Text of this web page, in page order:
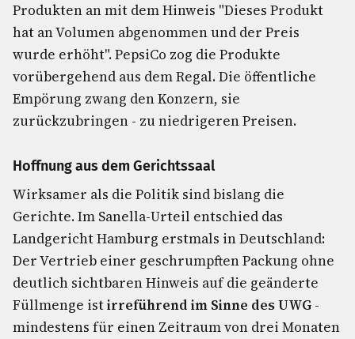
Produkten an mit dem Hinweis "Dieses Produkt
hat an Volumen abgenommen und der Preis
wurde erhöht". PepsiCo zog die Produkte
vorübergehend aus dem Regal. Die öffentliche
Empörung zwang den Konzern, sie
zurückzubringen - zu niedrigeren Preisen.
Hoffnung aus dem Gerichtssaal
Wirksamer als die Politik sind bislang die
Gerichte. Im Sanella-Urteil entschied das
Landgericht Hamburg erstmals in Deutschland:
Der Vertrieb einer geschrumpften Packung ohne
deutlich sichtbaren Hinweis auf die geänderte
Füllmenge istirreführend im Sinne des UWG -
mindestens für einen Zeitraum von drei Monaten